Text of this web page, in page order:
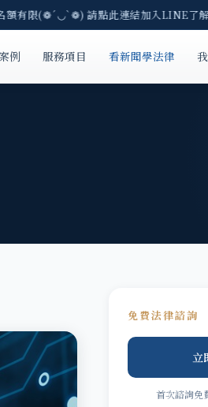
限(❁´◡`❁) 請點此連結加入LINE了解
例 服務項目 看新聞學法律
免費法律諮詢
立
首次諮詢免